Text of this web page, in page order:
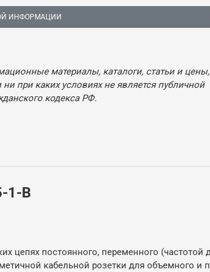
ИНФОРМАЦИИ
материалы, каталоги, статьи и цены,
при каких условиях не является публичной
кодекса РФ.
1-В
цепях постоянного, переменного
кабельной розетки для объемного